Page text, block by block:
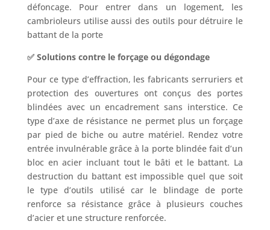
défoncage. Pour entrer dans un logement, les
cambrioleurs utilise aussi des outils pour détruire le
battant de la porte
✅ Solutions contre le forçage ou dégondage
Pour ce type d’effraction, les fabricants serruriers et
protection des ouvertures ont conçus des portes
blindées avec un encadrement sans interstice. Ce
type d’axe de résistance ne permet plus un forçage
par pied de biche ou autre matériel. Rendez votre
entrée invulnérable grâce à la porte blindée fait d’un
bloc en acier incluant tout le bâti et le battant. La
destruction du battant est impossible quel que soit
le type d’outils utilisé car le blindage de porte
renforce sa résistance grâce à plusieurs couches
d’acier et une structure renforcée.